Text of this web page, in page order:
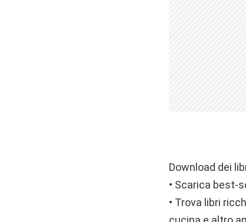
Download dei
• Scarica best-
• Trova libri